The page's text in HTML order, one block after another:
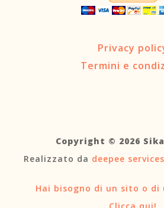
Privacy
Termini e
Copyright © 2026
Realizzato da deepee services
Hai bisogno di un sito o di